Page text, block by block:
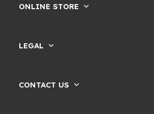
ONLINE STORE
LEGAL
CONTACT US